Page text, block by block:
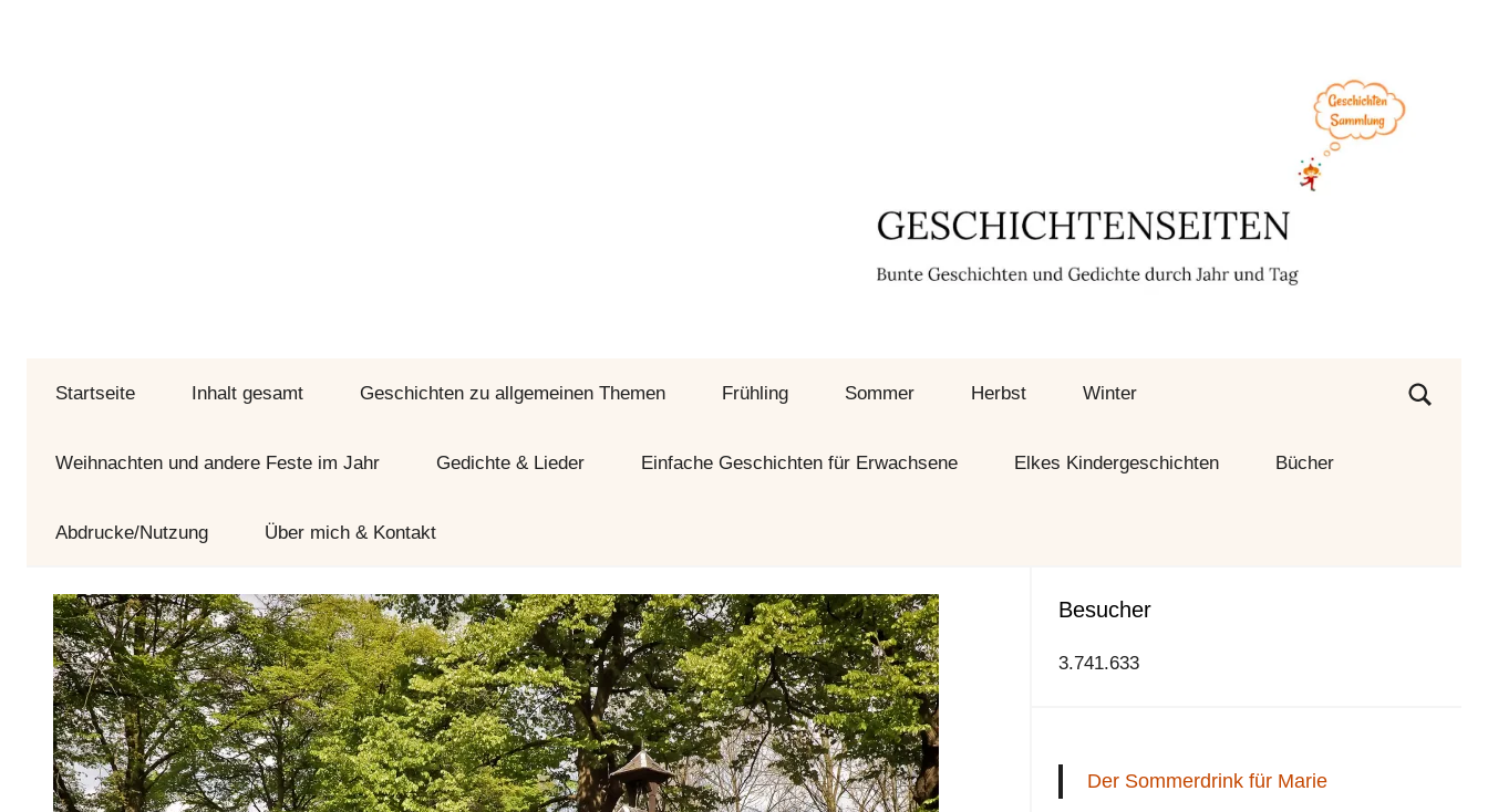
und
Tag
Startseite Inhalt gesamt Geschichten zu allgemeinen Themen Frühling Sommer Herbst Winter
Weihnachten und andere Feste im Jahr Gedichte & Lieder Einfache Geschichten für Erwachsene Elkes Kindergeschichten Bücher
Abdrucke/Nutzung Über mich & Kontakt
Besucher
3.741.633
Der Sommerdrink für Marie